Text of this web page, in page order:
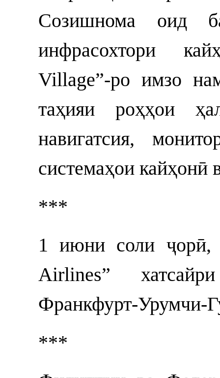
Созишнома оид
инфрасохтори
Village”-ро имзо
таҳияи роҳҳои
навигатсия,
системаҳои кайҳонӣ
***
1 июни соли ҷорӣ,
Airlines”
Франкфурт-Урумчи-
***